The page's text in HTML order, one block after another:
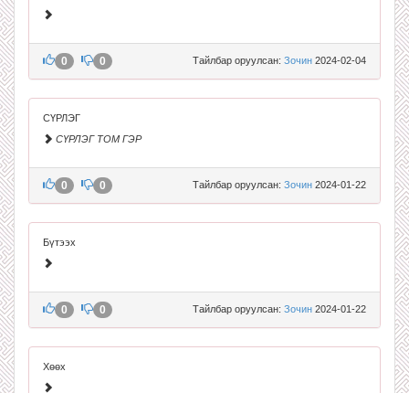
Тайлбар оруулсан: Зочин 2024-02-04
0 0
СҮРЛЭГ
СҮРЛЭГ ТОМ ГЭР
Тайлбар оруулсан: Зочин 2024-01-22
0 0
Бүтээх
Тайлбар оруулсан: Зочин 2024-01-22
0 0
Хөөх